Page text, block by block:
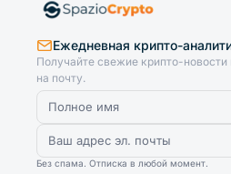
Ежедневная крипто-
Получайте свежие крипто-
на почту.
Без спама. Отписка в любой момент.